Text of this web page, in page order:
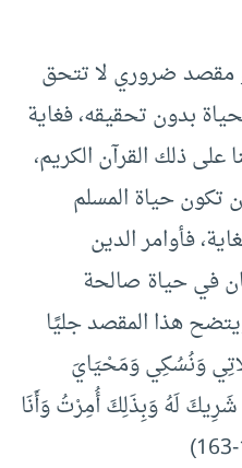
مقصد ضروري لا تتحق
بدون تحقيقه، فغاية
على ذلك القرآن الكريم،
تكون حياة المسلم
فأوامر الدين
في حياة صالحة
هذا المقصد جليًا
وَنُسُكِي وَمَحْيَايَ
شَرِيكَ لَهُ وَبِذَلِكَ أُمِرْتُ وَأَنَا